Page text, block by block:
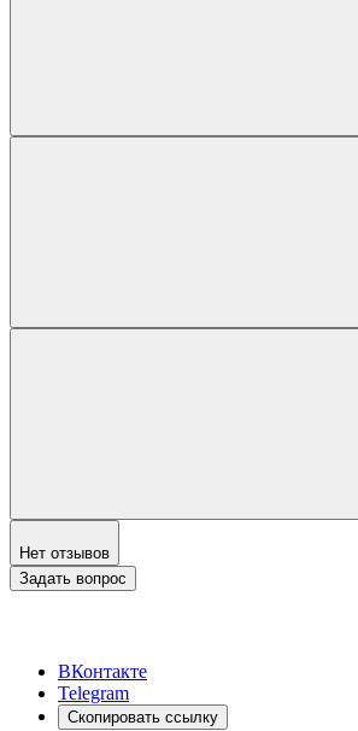
Нет отзывов
Задать вопрос
ВКонтакте
Telegram
Скопировать ссылку